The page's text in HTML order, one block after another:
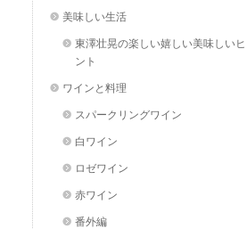
美味しい生活
東澤壮晃の楽しい嬉しい美味しいヒ
ント
ワインと料理
スパークリングワイン
白ワイン
ロゼワイン
赤ワイン
番外編